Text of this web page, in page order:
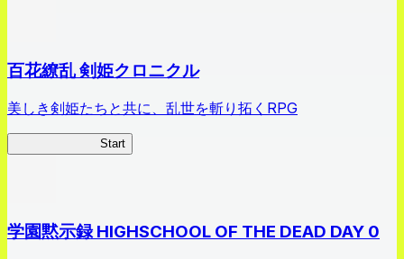
百花繚乱 剣姫クロニクル
美しき剣姫たちと共に、乱世を斬り拓くRPG
Start
学園黙示録 HIGHSCHOOL OF THE DEAD DAY 0